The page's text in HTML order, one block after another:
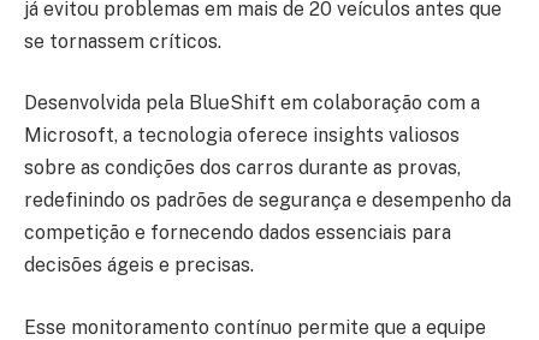
já evitou problemas em mais de 20 veículos antes que
se tornassem críticos.
Desenvolvida pela BlueShift em colaboração com a
Microsoft, a tecnologia oferece insights valiosos
sobre as condições dos carros durante as provas,
redefinindo os padrões de segurança e desempenho da
competição e fornecendo dados essenciais para
decisões ágeis e precisas.
Esse monitoramento contínuo permite que a equipe